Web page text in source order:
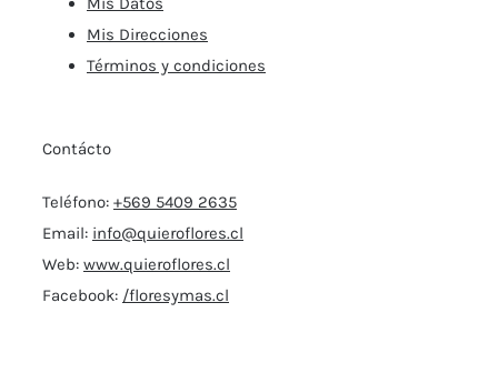
Mis Direcciones
Términos y condiciones
Contácto
Teléfono: +569 5409 2635
Email: info@quieroflores.cl
Web: www.quieroflores.cl
Facebook: /floresymas.cl